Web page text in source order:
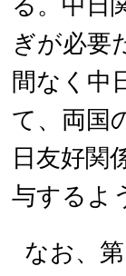
る。中日
ぎが必要
間なく中
て、両国
日友好関
与するよ
なお、